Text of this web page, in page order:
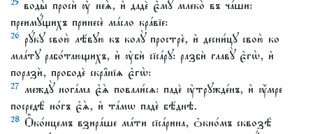
воды̀ просѝ ᲂу҆ неѧ̀, и҆ дадѐ є҆мꙋ̀ млеко̀ въ ча́ши:
преимꙋ́щихъ принесѐ ма́сло кра́вїе:
26 рꙋ́кꙋ свою̀ лѣ́вꙋю къ колꙋ̀ прострѐ, и҆ десни́цꙋ свою̀ ко
мла́тꙋ рабо́тающихъ, и҆ ᲂу҆бѝ сїса́рꙋ: разбѝ главꙋ̀ є҆гѡ̀, и҆
поразѝ, прободѐ скра̑нїѧ є҆гѡ̀:
27 междꙋ̀ нога́ма є҆ѧ̀ повали́сѧ: падѐ ᲂу҆трꙋжде́нъ, и҆ ᲂу҆́мре
посредѣ̀ но́гъ є҆ѧ̀, и҆ та́мѡ падѐ бѣ́днѣ.
28 Ѻ҆ко́нцемъ взира́ше ма́ти сїса́рина, ѻ҆кно́мъ сквозѣ̀